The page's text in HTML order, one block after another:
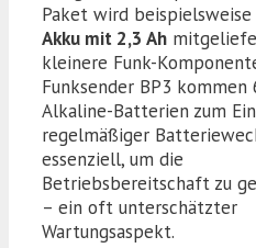
Paket wird beispielsweise
Akku mit 2,3 Ah
kleinere Funk-
Funksender BP3 kommen
Alkaline-Batterien zum
regelmäßiger
essenziell, um die
Betriebsbereitschaft zu
– ein oft unterschätzter
Wartungsaspekt.